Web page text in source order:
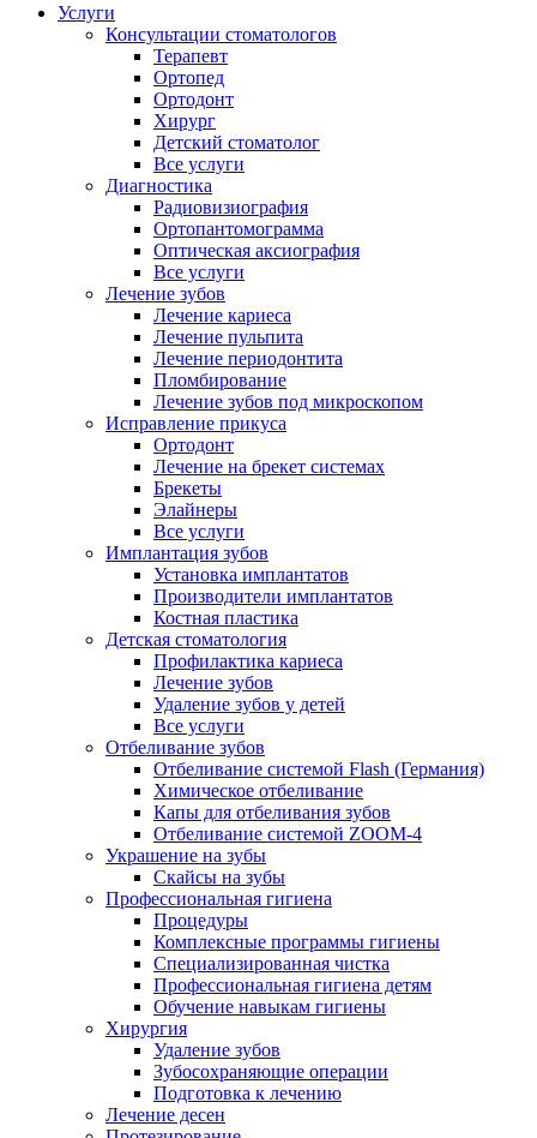
Услуги
Консультации стоматологов
Терапевт
Ортопед
Ортодонт
Хирург
Детский стоматолог
Все услуги
Диагностика
Радиовизиография
Ортопантомограмма
Оптическая аксиография
Все услуги
Лечение зубов
Лечение кариеса
Лечение пульпита
Лечение периодонтита
Пломбирование
Лечение зубов под микроскопом
Исправление прикуса
Ортодонт
Лечение на брекет системах
Брекеты
Элайнеры
Все услуги
Имплантация зубов
Установка имплантатов
Производители имплантатов
Костная пластика
Детская стоматология
Профилактика кариеса
Лечение зубов
Удаление зубов у детей
Все услуги
Отбеливание зубов
Отбеливание системой Flash (Германия)
Химическое отбеливание
Капы для отбеливания зубов
Отбеливание системой ZOOM-4
Украшение на зубы
Скайсы на зубы
Профессиональная гигиена
Процедуры
Комплексные программы гигиены
Специализированная чистка
Профессиональная гигиена детям
Обучение навыкам гигиены
Хирургия
Удаление зубов
Зубосохраняющие операции
Подготовка к лечению
Лечение десен